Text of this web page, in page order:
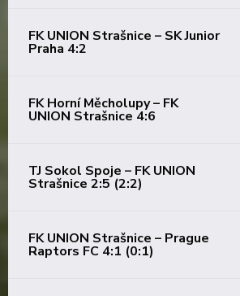
FK UNION Strašnice – SK Junior
Praha 4:2
FK Horní Měcholupy – FK
UNION Strašnice 4:6
TJ Sokol Spoje – FK UNION
Strašnice 2:5 (2:2)
FK UNION Strašnice – Prague
Raptors FC 4:1 (0:1)